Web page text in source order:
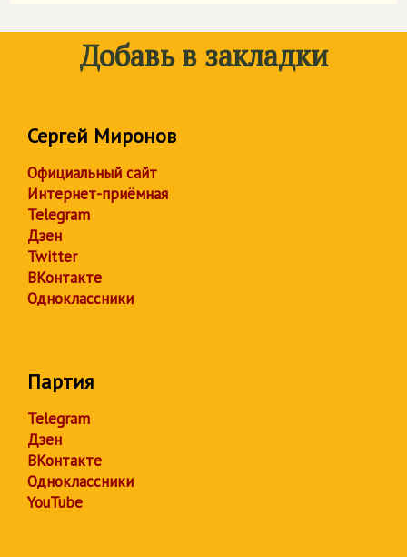
Добавь в закладки
Сергей Миронов
Официальный сайт
Интернет-приёмная
Telegram
Дзен
Twitter
ВКонтакте
Одноклассники
Партия
Telegram
Дзен
ВКонтакте
Одноклассники
YouTube